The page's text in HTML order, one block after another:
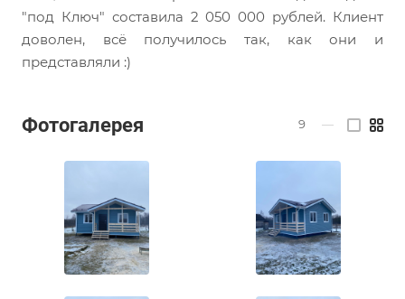
"под Ключ" составила 2 050 000 рублей. Клиент
доволен, всё получилось так, как они и
представляли :)
Фотогалерея 9 —